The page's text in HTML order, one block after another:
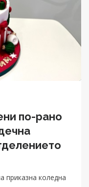
по-рано
приказна коледна